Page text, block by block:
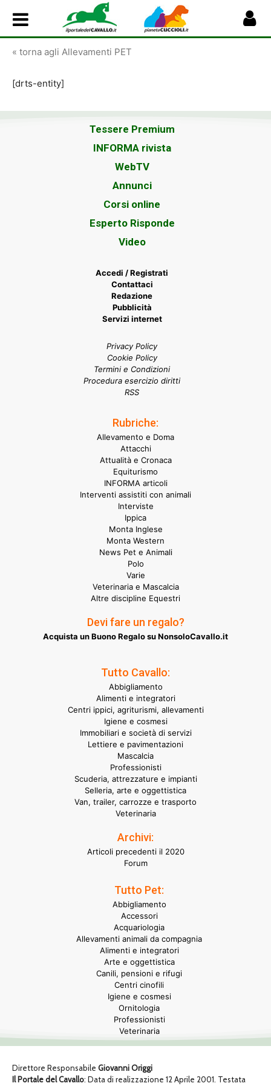
« torna agli Allevamenti PET
[drts-entity]
Tessere Premium
INFORMA rivista
WebTV
Annunci
Corsi online
Esperto Risponde
Video
Accedi / Registrati
Contattaci
Redazione
Pubblicità
Servizi internet
Privacy Policy
Cookie Policy
Termini e Condizioni
Procedura esercizio diritti
RSS
Rubriche:
Allevamento e Doma
Attacchi
Attualità e Cronaca
Equiturismo
INFORMA articoli
Interventi assistiti con animali
Interviste
Ippica
Monta Inglese
Monta Western
News Pet e Animali
Polo
Varie
Veterinaria e Mascalcia
Altre discipline Equestri
Devi fare un regalo?
Acquista un Buono Regalo su NonsoloCavallo.it
Tutto Cavallo:
Abbigliamento
Alimenti e integratori
Centri ippici, agriturismi, allevamenti
Igiene e cosmesi
Immobiliari e società di servizi
Lettiere e pavimentazioni
Mascalcia
Professionisti
Scuderia, attrezzature e impianti
Selleria, arte e oggettistica
Van, trailer, carrozze e trasporto
Veterinaria
Archivi:
Articoli precedenti il 2020
Forum
Tutto Pet:
Abbigliamento
Accessori
Acquariologia
Allevamenti animali da compagnia
Alimenti e integratori
Arte e oggettistica
Canili, pensioni e rifugi
Centri cinofili
Igiene e cosmesi
Ornitologia
Professionisti
Veterinaria
Direttore Responsabile Giovanni Origgi
Il Portale del Cavallo: Data di realizzazione 12 Aprile 2001. Testata